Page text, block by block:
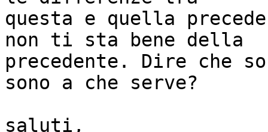
questa e quella
non ti sta bene della
precedente. Dire che
sono a che serve?
saluti,